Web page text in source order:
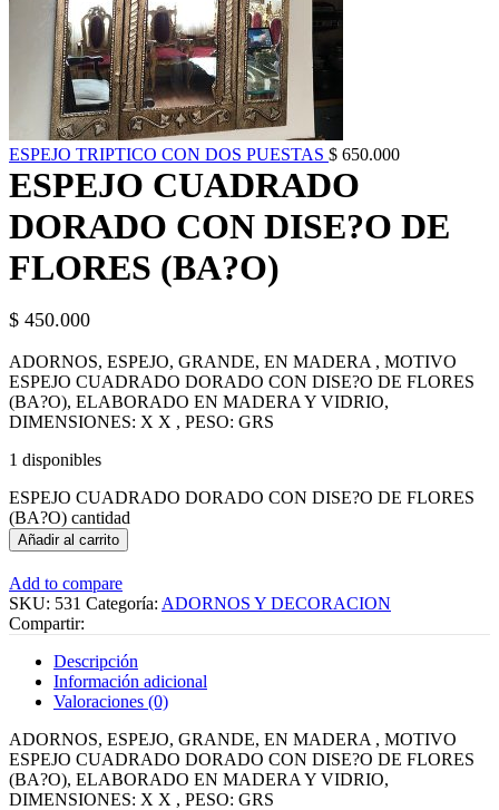
ESPEJO TRIPTICO CON DOS PUESTAS $ 650.000
ESPEJO CUADRADO
DORADO CON DISE?O DE
FLORES (BA?O)
$ 450.000
ADORNOS, ESPEJO, GRANDE, EN MADERA , MOTIVO
ESPEJO CUADRADO DORADO CON DISE?O DE FLORES
(BA?O), ELABORADO EN MADERA Y VIDRIO,
DIMENSIONES: X X , PESO: GRS
1 disponibles
ESPEJO CUADRADO DORADO CON DISE?O DE FLORES
(BA?O) cantidad
Añadir al carrito
Add to compare
SKU: 531 Categoría: ADORNOS Y DECORACION
Compartir:
Descripción
Información adicional
Valoraciones (0)
ADORNOS, ESPEJO, GRANDE, EN MADERA , MOTIVO
ESPEJO CUADRADO DORADO CON DISE?O DE FLORES
(BA?O), ELABORADO EN MADERA Y VIDRIO,
DIMENSIONES: X X , PESO: GRS